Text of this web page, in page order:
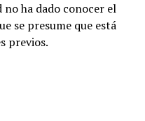
ha dado conocer el
se presume que está
previos.